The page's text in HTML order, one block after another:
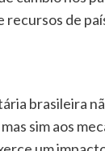
recursos de
brasileira
sim aos